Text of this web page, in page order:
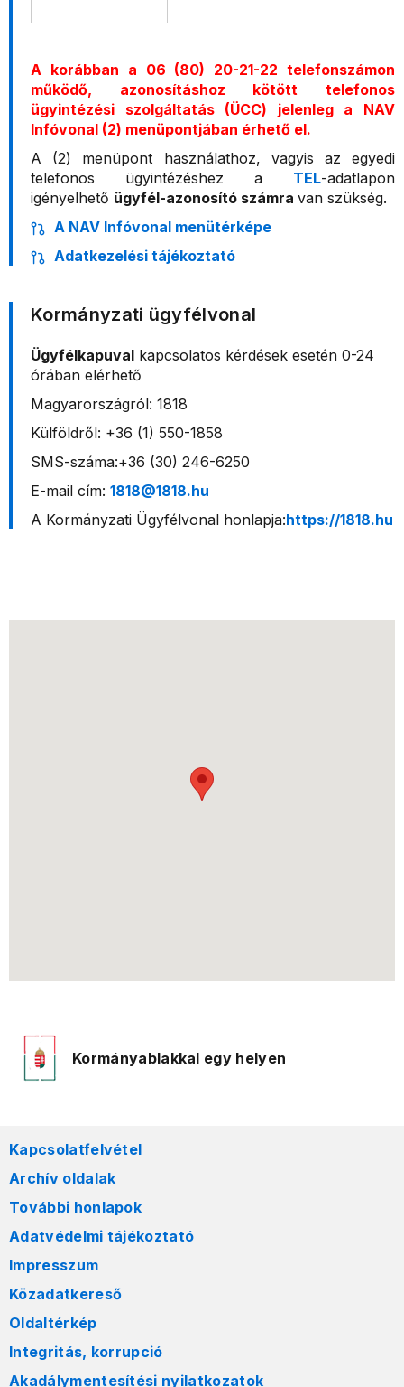
A korábban a 06 (80) 20-21-22 telefonszámon
működő, azonosításhoz kötött telefonos
ügyintézési szolgáltatás (ÜCC) jelenleg a NAV
Infóvonal (2) menüpontjában érhető el.
A (2) menüpont használathoz, vagyis az egyedi
telefonos ügyintézéshez a TEL-adatlapon
igényelhető ügyfél-azonosító számra van szükség.
A NAV Infóvonal menütérképe
Adatkezelési tájékoztató
Kormányzati ügyfélvonal
Ügyfélkapuval kapcsolatos kérdések esetén 0-24
órában elérhető
Magyarországról: 1818
Külföldről: +36 (1) 550-1858
SMS-száma:+36 (30) 246-6250
E-mail cím: 1818@1818.hu
A Kormányzati Ügyfélvonal honlapja:https://1818.hu
Kormányablakkal egy helyen
Kapcsolatfelvétel
Archív oldalak
További honlapok
Adatvédelmi tájékoztató
Impresszum
Közadatkereső
Oldaltérkép
Integritás, korrupció
Akadálymentesítési nyilatkozatok